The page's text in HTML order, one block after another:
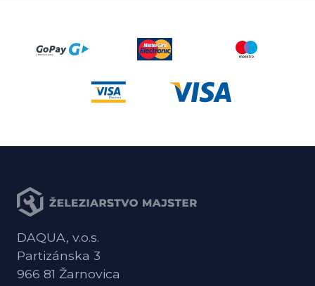
DAQUA, v.o.s.
Partizánska 3
966 81 Žarnovica